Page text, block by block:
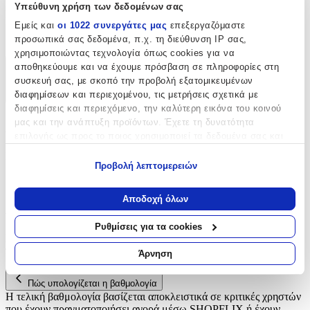
Υπεύθυνη χρήση των δεδομένων σας
Εμείς και οι 1022 συνεργάτες μας επεξεργαζόμαστε
προσωπικά σας δεδομένα, π.χ. τη διεύθυνση IP σας,
χρησιμοποιώντας τεχνολογία όπως cookies για να
αποθηκεύουμε και να έχουμε πρόσβαση σε πληροφορίες στη
συσκευή σας, με σκοπό την προβολή εξατομικευμένων
διαφημίσεων και περιεχομένου, τις μετρήσεις σχετικά με
διαφημίσεις και περιεχόμενο, την καλύτερη εικόνα του κοινού
μας και την ανάπτυξη προϊόντων. Έχετε τη δυνατότητα
Να συλλέξουμε πληροφορίες σχετικά με τη γεωγραφική
σας τοποθεσία, οι οποίες μπορεί να είναι ακριβείς σε
απόσταση μερικών μέτρων
Να αναγνωρίσουμε τη συσκευή σας σαρώνοντας ενεργά
για συγκεκριμένα χαρακτηριστικά (δακτυλικό αποτύπωμα)
Μάθετε περισσότερα σχετικά με τον τρόπο επεξεργασίας των
προσωπικών σας δεδομένων και καθορίστε τις προτιμήσεις σας
στηνενότητα “Λεπτομέρειες”. Μπορείτε να αλλάξετε ή να
ανακαλέσετε τη συγκατάθεσή σας ανά πάσα στιγμή από τη
Προβολή λεπτομερειών
Αποδοχή όλων
Ρυθμίσεις για τα cookies
Άρνηση
Κουμπιά
Χαρακτηριστικά
+
Χαρακτηριστικά
Αξιολογήσεις
Προς το παρόν δεν υπάρχουν άλλες αξιολογήσεις. Όταν
προστεθούν, θα εμφανιστούν εδώ.
Πώς υπολογίζεται η βαθμολογία
Η τελική βαθμολογία βασίζεται αποκλειστικά σε κριτικές χρηστών